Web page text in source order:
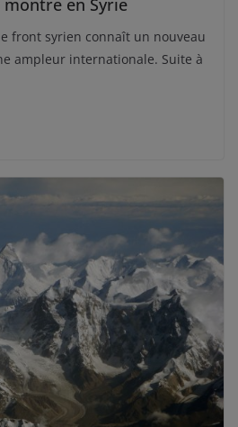
en Syrie
front syrien connaît un nouveau
ampleur internationale. Suite à